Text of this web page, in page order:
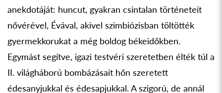
anekdotáját: huncut, gyakran csintalan történeteit
nővérével, Évával, akivel szimbiózisban töltötték
gyermekkorukat a még boldog békeidőkben.
Egymást segítve, igazi testvéri szeretetben élték túl a
II. világháború bombázásait hőn szeretett
édesanyjukkal és édesapjukkal. A szigorú, de annál